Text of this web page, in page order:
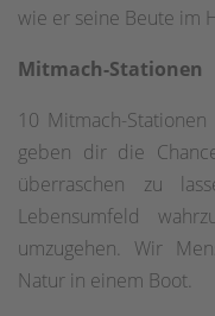
wie er seine Beute im
Mitmach-Stationen
10 Mitmach-
geben dir die
überraschen zu
Lebensumfeld
umzugehen. Wir
Natur in einem Boot.